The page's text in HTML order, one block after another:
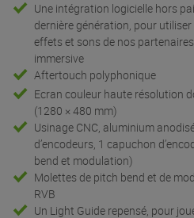
Une intégration logicielle hors
dernière génération, pour
effets et sons de nos
immersive
Aftertouch polyphonique
Ecran couleur haute résolution
(1280 × 480 mm)
Usinage CNC, aluminium
d’encodeurs, 1 capuchon
bend et modulation)
Molettes de pitch bend et de
RVB
Un Light Guide repensé, pour